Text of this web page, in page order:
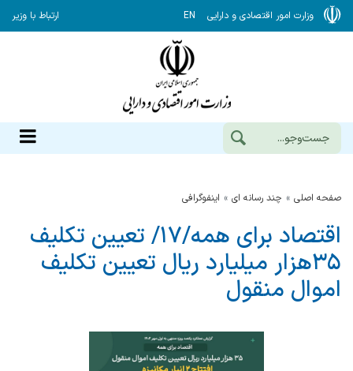
وزارت امور اقتصادی و دارایی EN ارتباط با وزیر
صفحه اصلی چند رسانه ای اینفوگرافی
اقتصاد برای همه/۱۷/ تعیین تکلیف
۳۵هزار میلیارد ریال تعیین تکلیف
اموال منقول